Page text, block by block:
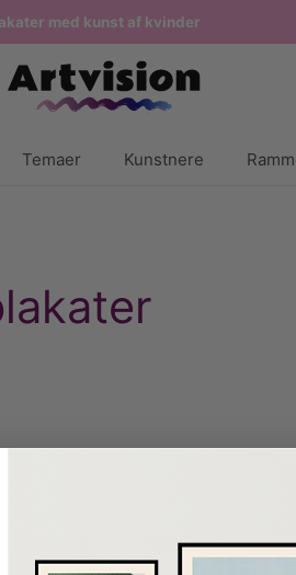
med kunst af kvinder
Temaer Kunstnere